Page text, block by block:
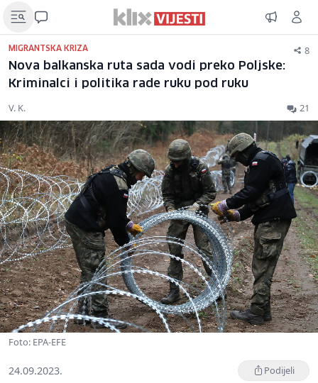
MIGRANTSKA KRIZA 8
Nova balkanska ruta sada vodi preko Poljske:
Kriminalci i politika rade ruku pod ruku
V. K. 21
Foto: EPA-EFE
24.09.2023. Podijeli